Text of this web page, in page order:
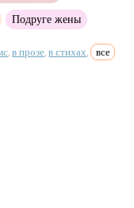
Подруге жены
в прозе в стихах все